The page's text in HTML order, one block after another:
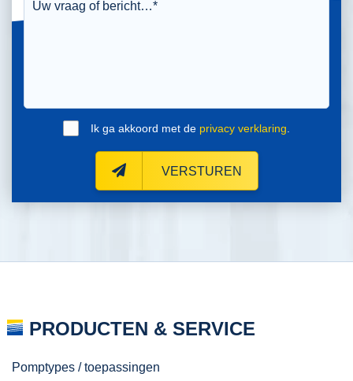
Ik ga akkoord met de privacy verklaring
VERSTUREN
PRODUCTEN & SERVICE
Pomptypes / toepassingen